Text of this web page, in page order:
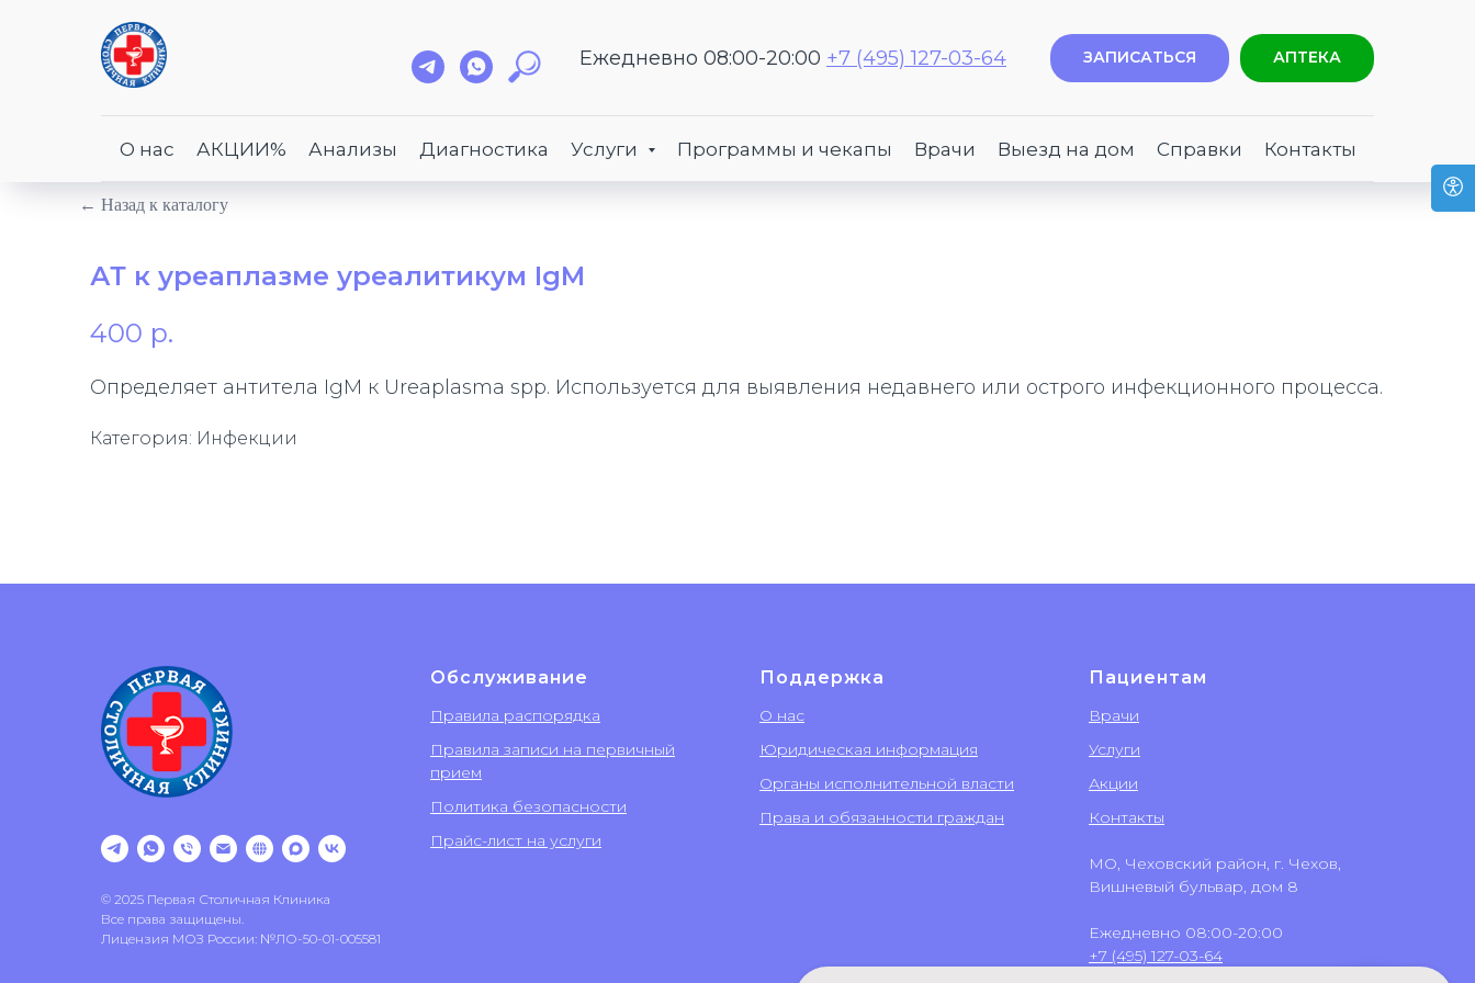
Ежедневно 08:00-20:00 +7 (495) 127-03-64 ЗАПИСАТЬСЯ АПТЕКА
О нас АКЦИИ% Анализы Диагностика Услуги Программы и чекапы Врачи Выезд на дом Справки Контакты
← Назад к каталогу
АТ к уреаплазме уреалитикум IgM
400 р.
Определяет антитела IgM к Ureaplasma spp. Используется для выявления недавнего или острого инфекционного процесса.
Категория: Инфекции
© 2025 Первая Столичная Клиника
Все права защищены.
Лицензия МОЗ России: №ЛО-50-01-005581
Обслуживание
Правила распорядка
Правила записи на первичный
прием
Политика безопасности
Прайс-лист на услуги
Поддержка
О нас
Юридическая информация
Органы исполнительной власти
Права и обязанности граждан
Пациентам
Врачи
Услуги
Акции
Контакты
МО, Чеховский район, г. Чехов,
Вишневый бульвар, дом 8
Ежедневно 08:00-20:00
+7 (495) 127-03-64